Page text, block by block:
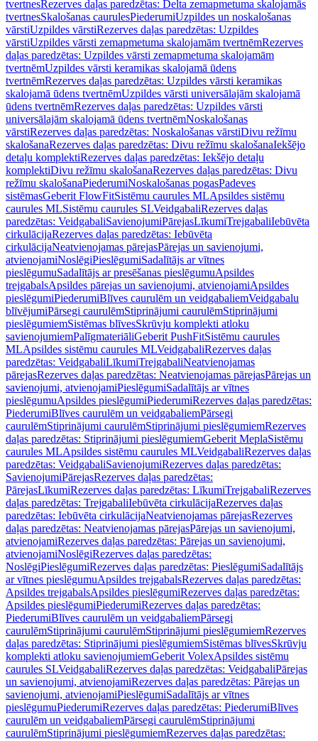
tvertnesRezerves daļas paredzētas: Delta zemapmetuma skalojamās
tvertnesSkalošanas caurulesPiederumiUzpildes un noskalošanas
vārstiUzpildes vārstiRezerves daļas paredzētas: Uzpildes
vārstiUzpildes vārsti zemapmetuma skalojamām tvertnēmRezerves
daļas paredzētas: Uzpildes vārsti zemapmetuma skalojamām
tvertnēmUzpildes vārsti keramikas skalojamā ūdens
tvertnēmRezerves daļas paredzētas: Uzpildes vārsti keramikas
skalojamā ūdens tvertnēmUzpildes vārsti universālajām skalojamā
ūdens tvertnēmRezerves daļas paredzētas: Uzpildes vārsti
universālajām skalojamā ūdens tvertnēmNoskalošanas
vārstiRezerves daļas paredzētas: Noskalošanas vārstiDivu režīmu
skalošanaRezerves daļas paredzētas: Divu režīmu skalošanaIekšējo
detaļu komplektiRezerves daļas paredzētas: Iekšējo detaļu
komplektiDivu režīmu skalošanaRezerves daļas paredzētas: Divu
režīmu skalošanaPiederumiNoskalošanas pogasPadeves
sistēmasGeberit FlowFitSistēmu caurules MLApsildes sistēmu
caurules MLSistēmu caurules SLVeidgabaliRezerves daļas
paredzētas: VeidgabaliSavienojumiPārejasLīkumiTrejgabaliIebūvēta
cirkulācijaRezerves daļas paredzētas: Iebūvēta
cirkulācijaNeatvienojamas pārejasPārejas un savienojumi,
atvienojamiNoslēgiPieslēgumiSadalītājs ar vītnes
pieslēgumuSadalītājs ar presēšanas pieslēgumuApsildes
trejgabalsApsildes pārejas un savienojumi, atvienojamiApsildes
pieslēgumiPiederumiBlīves caurulēm un veidgabaliemVeidgabalu
blīvējumiPārsegi caurulēmStiprinājumi caurulēmStiprinājumi
pieslēgumiemSistēmas blīvesSkrūvju komplekti atloku
savienojumiemPalīgmateriāliGeberit PushFitSistēmu caurules
MLApsildes sistēmu caurules MLVeidgabaliRezerves daļas
paredzētas: VeidgabaliLīkumiTrejgabaliNeatvienojamas
pārejasRezerves daļas paredzētas: Neatvienojamas pārejasPārejas un
savienojumi, atvienojamiPieslēgumiSadalītājs ar vītnes
pieslēgumuApsildes pieslēgumiPiederumiRezerves daļas paredzētas:
PiederumiBlīves caurulēm un veidgabaliemPārsegi
caurulēmStiprinājumi caurulēmStiprinājumi pieslēgumiemRezerves
daļas paredzētas: Stiprinājumi pieslēgumiemGeberit MeplaSistēmu
caurules MLApsildes sistēmu caurules MLVeidgabaliRezerves daļas
paredzētas: VeidgabaliSavienojumiRezerves daļas paredzētas:
SavienojumiPārejasRezerves daļas paredzētas:
PārejasLīkumiRezerves daļas paredzētas: LīkumiTrejgabaliRezerves
daļas paredzētas: TrejgabaliIebūvēta cirkulācijaRezerves daļas
paredzētas: Iebūvēta cirkulācijaNeatvienojamas pārejasRezerves
daļas paredzētas: Neatvienojamas pārejasPārejas un savienojumi,
atvienojamiRezerves daļas paredzētas: Pārejas un savienojumi,
atvienojamiNoslēgiRezerves daļas paredzētas:
NoslēgiPieslēgumiRezerves daļas paredzētas: PieslēgumiSadalītājs
ar vītnes pieslēgumuApsildes trejgabalsRezerves daļas paredzētas:
Apsildes trejgabalsApsildes pieslēgumiRezerves daļas paredzētas:
Apsildes pieslēgumiPiederumiRezerves daļas paredzētas:
PiederumiBlīves caurulēm un veidgabaliemPārsegi
caurulēmStiprinājumi caurulēmStiprinājumi pieslēgumiemRezerves
daļas paredzētas: Stiprinājumi pieslēgumiemSistēmas blīvesSkrūvju
komplekti atloku savienojumiemGeberit VolexApsildes sistēmu
caurules SLVeidgabaliRezerves daļas paredzētas: VeidgabaliPārejas
un savienojumi, atvienojamiRezerves daļas paredzētas: Pārejas un
savienojumi, atvienojamiPieslēgumiSadalītājs ar vītnes
pieslēgumuPiederumiRezerves daļas paredzētas: PiederumiBlīves
caurulēm un veidgabaliemPārsegi caurulēmStiprinājumi
caurulēmStiprinājumi pieslēgumiemRezerves daļas paredzētas: